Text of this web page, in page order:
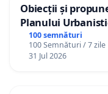
Obiecții și
Planului
100 semnături
100 Semnături / 7 zile
31 Jul 2026